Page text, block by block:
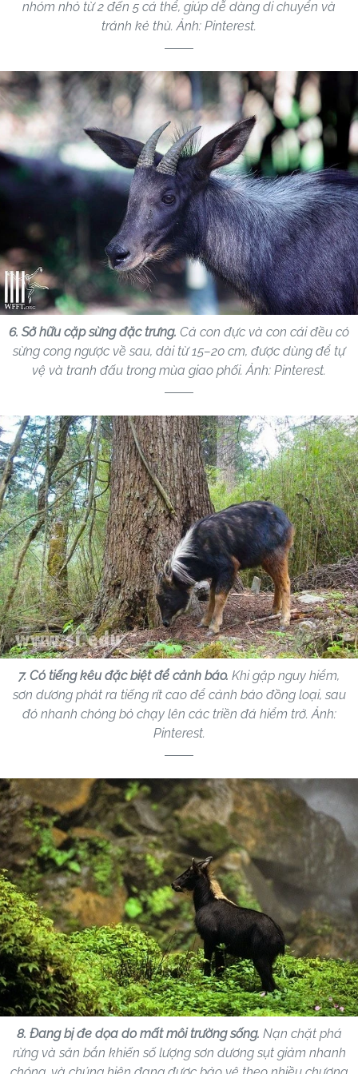
nhóm nhỏ từ 2 đến 5 cá thể, giúp dễ dàng di chuyển và
tránh kẻ thù. Ảnh: Pinterest.
6. Sở hữu cặp sừng đặc trưng. Cả con đực và con cái đều có
sừng cong ngược về sau, dài từ 15–20 cm, được dùng để tự
vệ và tranh đấu trong mùa giao phối. Ảnh: Pinterest.
7. Có tiếng kêu đặc biệt để cảnh báo. Khi gặp nguy hiểm,
sơn dương phát ra tiếng rít cao để cảnh báo đồng loại, sau
đó nhanh chóng bỏ chạy lên các triền đá hiểm trở. Ảnh:
Pinterest.
8. Đang bị đe dọa do mất môi trường sống. Nạn chặt phá
rừng và săn bắn khiến số lượng sơn dương sụt giảm nhanh